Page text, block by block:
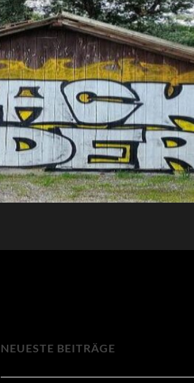
NEUESTE BEITRÄGE